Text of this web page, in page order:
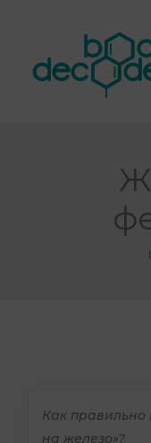
содержимому
Как правильно
на железо»?